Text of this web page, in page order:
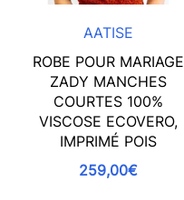
AATISE
ROBE POUR MARIAGE
ZADY MANCHES
COURTES 100%
VISCOSE ECOVERO,
IMPRIMÉ POIS
259,00€